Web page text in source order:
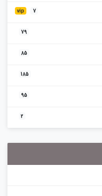
vip 7
79
85
185
95
2